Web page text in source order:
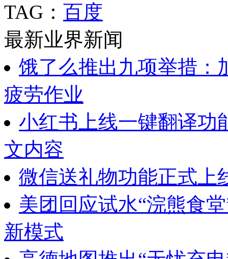
TAG： 百度
最新业界新闻
饿了么推出九项举措：
疲劳作业
小红书上线一键翻译功
文内容
微信送礼物功能正式上
美团回应试水“浣熊食
新模式